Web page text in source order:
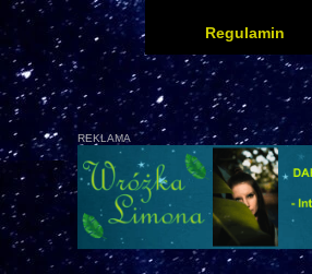
Regulamin
REKLAMA